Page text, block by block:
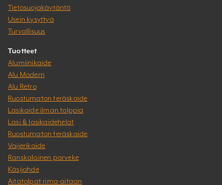
Tietosuojakäytäntö
Usein kysyttyä
Turvallisuus
Tuotteet
Alumiinikaide
Alu Modern
Alu Retro
Ruostumaton teräskaide
Lasikaide ilman tolppia
Lasi & lasikaidehelat
Ruostumaton teräskaide
Vaijerikaide
Ranskalainen parveke
Käsijohde
Aitatolpat rima-aitaan